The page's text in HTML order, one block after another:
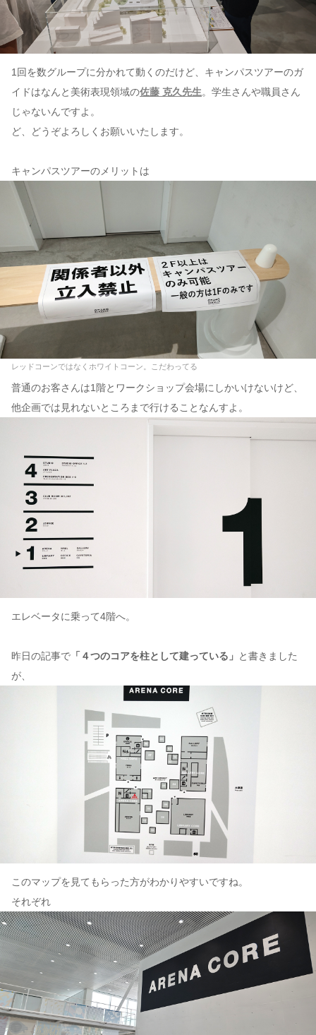
1回を数グループに分かれて動くのだけど、キャンパスツアーのガ
イドはなんと美術表現領域の佐藤 克久先生。学生さんや職員さん
じゃないんですよ。
ど、どうぞよろしくお願いいたします。
キャンパスツアーのメリットは
レッドコーンではなくホワイトコーン。こだわってる
普通のお客さんは1階とワークショップ会場にしかいけないけど、
他企画では見れないところまで行けることなんすよ。
エレベータに乗って4階へ。
昨日の記事で 「４つのコアを柱として建っている」 と書きました
が、
このマップを見てもらった方がわかりやすいですね。
それぞれ